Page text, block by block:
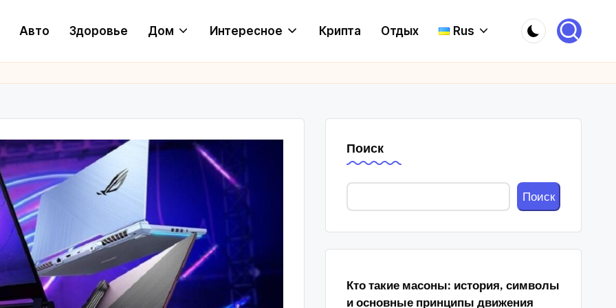
Авто Здоровье Дом Интересное Крипта Отдых Rus
Поиск
Поиск
Кто такие масоны: история, символы
и основные принципы движения